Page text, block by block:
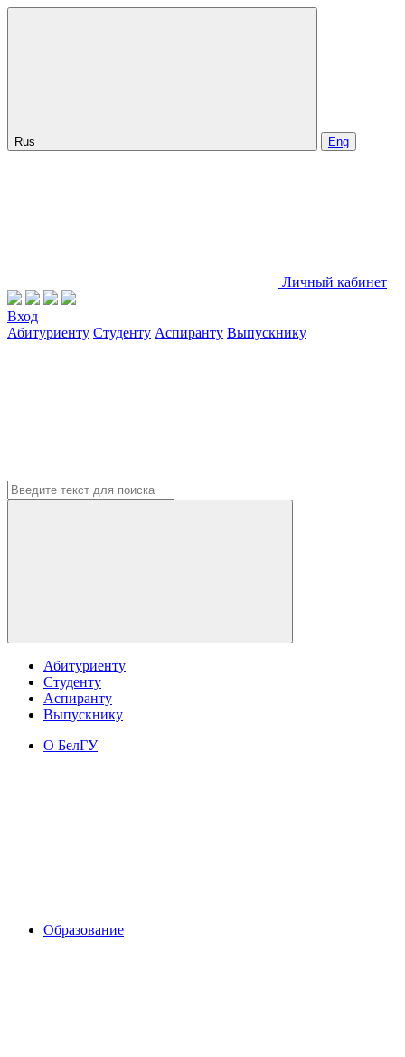
Rus Eng
Личный кабинет
Вход
Абитуриенту Студенту Аспиранту Выпускнику
Абитуриенту
Студенту
Аспиранту
Выпускнику
О БелГУ
Образование